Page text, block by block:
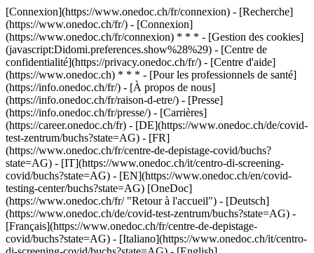
[Connexion](https://www.onedoc.ch/fr/connexion) - [Recherche]
(https://www.onedoc.ch/fr/) - [Connexion]
(https://www.onedoc.ch/fr/connexion) * * * - [Gestion des cookies]
(javascript:Didomi.preferences.show%28%29) - [Centre de
confidentialité](https://privacy.onedoc.ch/fr/) - [Centre d'aide]
(https://www.onedoc.ch) * * * - [Pour les professionnels de santé]
(https://info.onedoc.ch/fr/) - [À propos de nous]
(https://info.onedoc.ch/fr/raison-d-etre/) - [Presse]
(https://info.onedoc.ch/fr/presse/) - [Carrières]
(https://career.onedoc.ch/fr) - [DE](https://www.onedoc.ch/de/covid-
test-zentrum/buchs?state=AG) - [FR]
(https://www.onedoc.ch/fr/centre-de-depistage-covid/buchs?
state=AG) - [IT](https://www.onedoc.ch/it/centro-di-screening-
covid/buchs?state=AG) - [EN](https://www.onedoc.ch/en/covid-
testing-center/buchs?state=AG) [OneDoc]
(https://www.onedoc.ch/fr/ "Retour à l'accueil") - [Deutsch]
(https://www.onedoc.ch/de/covid-test-zentrum/buchs?state=AG) -
[Français](https://www.onedoc.ch/fr/centre-de-depistage-
covid/buchs?state=AG) - [Italiano](https://www.onedoc.ch/it/centro-